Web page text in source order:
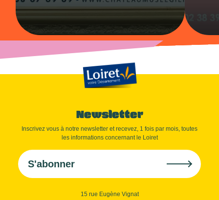
Newsletter
Inscrivez vous à notre newsletter et recevez, 1 fois par mois, toutes
les informations concernant le Loiret
S'abonner
15 rue Eugène Vignat